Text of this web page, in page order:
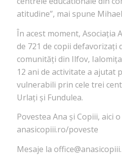
atitudine”, mai spune
În acest moment, Asociația
de 721 de copii defavorizați
comunități din Ilfov,
12 ani de activitate a ajutat
vulnerabili prin cele trei
Urlați și Fundulea.
Povestea Ana și Copiii, aici
anasicopiii.ro/poveste
Mesaje la